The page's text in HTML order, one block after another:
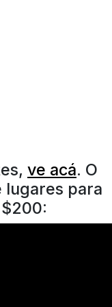
ve acá. O
lugares para